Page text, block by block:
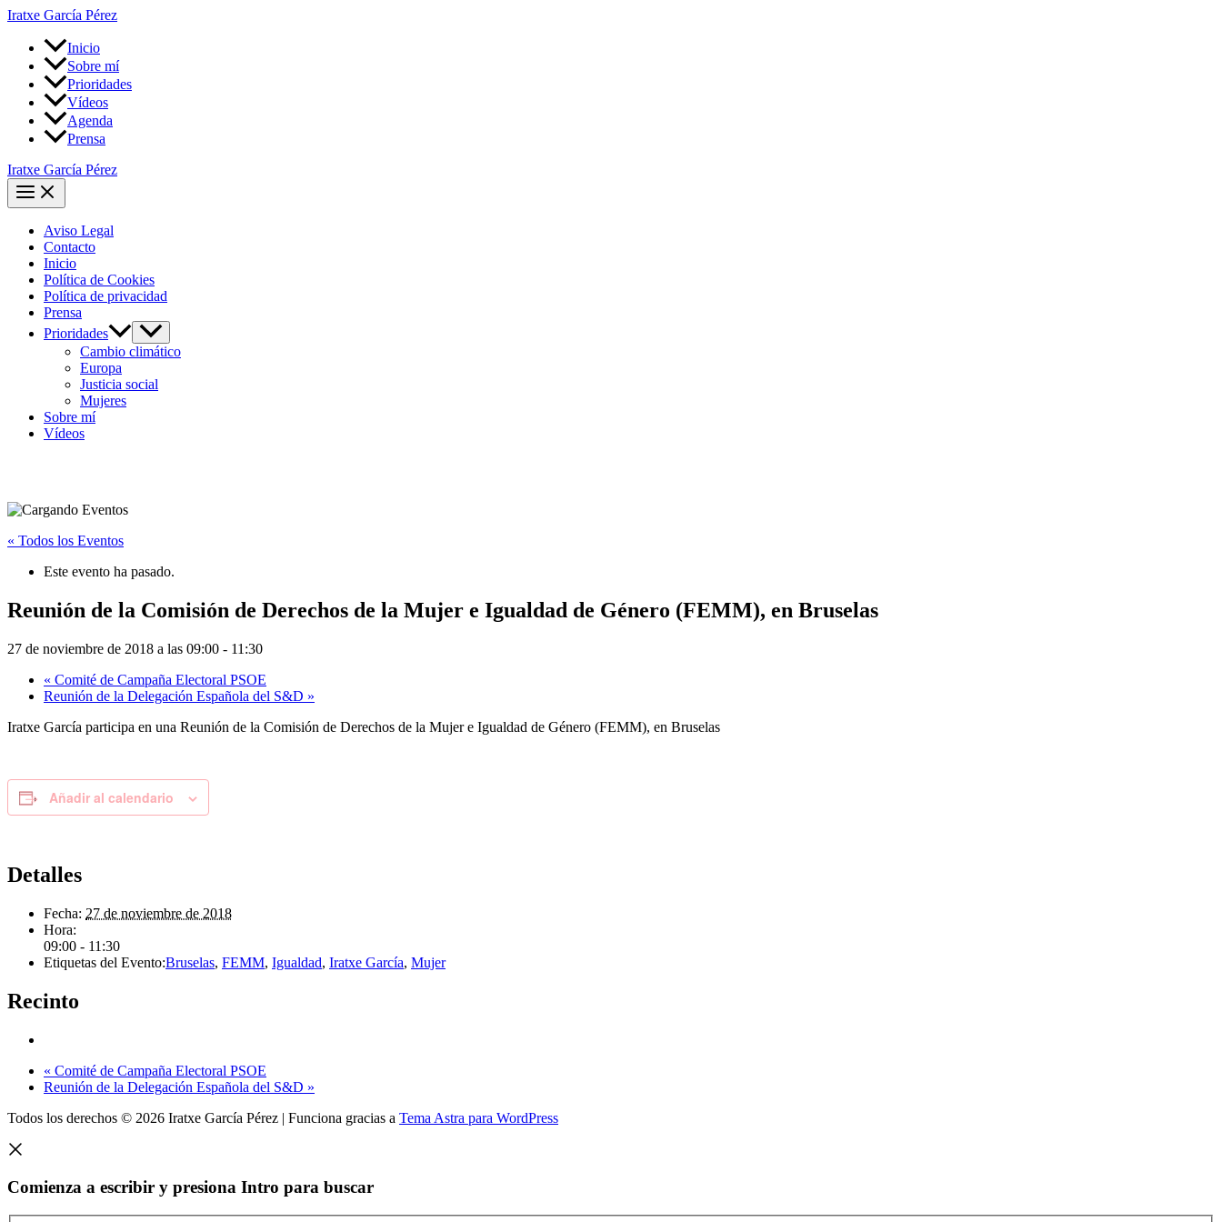
Ir
contenido
Iratxe García Pérez
Inicio
Sobre mí
Prioridades
Vídeos
Agenda
Prensa
Iratxe García Pérez
Main
Menu
Aviso Legal
Contacto
Inicio
Política de Cookies
Política de privacidad
Prensa
Prioridades
Alternar
menú
Cambio climático
Europa
Justicia social
Mujeres
Sobre mí
Vídeos
« Todos los Eventos
Este evento ha pasado.
Reunión de la Comisión de Derechos de la Mujer e Igualdad de Género (FEMM), en Bruselas
27 de noviembre de 2018 a las 09:00 - 11:30
« Comité de Campaña Electoral PSOE
Reunión de la Delegación Española del S&D »
Iratxe García participa en una Reunión de la Comisión de Derechos de la Mujer e Igualdad de Género (FEMM), en Bruselas
Añadir al calendario
Detalles
Fecha: 27 de noviembre de 2018
Hora:
09:00 - 11:30
Etiquetas del Evento:Bruselas, FEMM, Igualdad, Iratxe García, Mujer
Recinto
« Comité de Campaña Electoral PSOE
Reunión de la Delegación Española del S&D »
Todos los derechos © 2026 Iratxe García Pérez | Funciona gracias a Tema Astra para WordPress
Comienza a escribir y presiona Intro para buscar